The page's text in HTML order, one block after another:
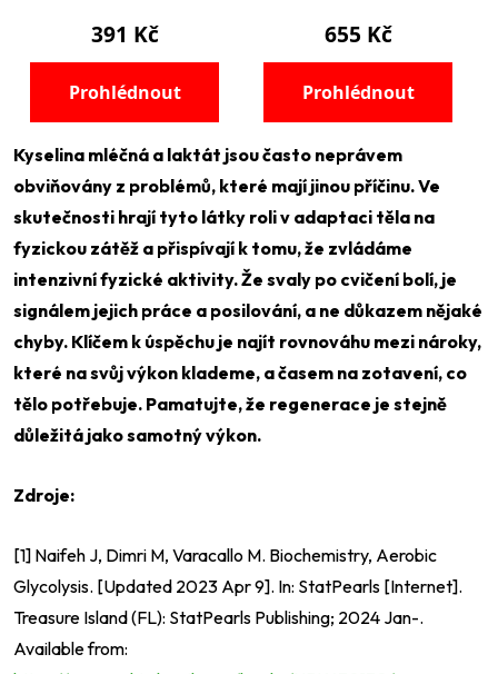
Kyselina mléčná a laktát jsou často neprávem
obviňovány z problémů, které mají jinou příčinu. Ve
skutečnosti hrají tyto látky roli v adaptaci těla na
fyzickou zátěž a přispívají k tomu, že zvládáme
intenzivní fyzické aktivity. Že svaly po cvičení bolí, je
signálem jejich práce a posilování, a ne důkazem nějaké
chyby. Klíčem k úspěchu je najít rovnováhu mezi nároky,
které na svůj výkon klademe, a časem na zotavení, co
tělo potřebuje. Pamatujte, že regenerace je stejně
důležitá jako samotný výkon.
Zdroje:
[1] Naifeh J, Dimri M, Varacallo M. Biochemistry, Aerobic
Glycolysis. [Updated 2023 Apr 9]. In: StatPearls [Internet].
Treasure Island (FL): StatPearls Publishing; 2024 Jan-.
Available from: